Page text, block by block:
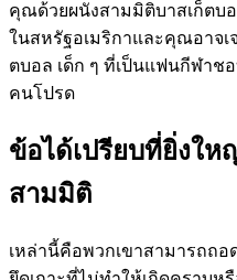
คุณด้วยผนังสามมิติบาสเก็ตบ
ในสหรัฐอเมริกาและคุณอาจ
ตบอล เด็ก ๆ ที่เป็นแฟนกีฬาช
คนโปรด
ข้อได้เปรียบที่ยิ่งใ
สามมิติ
เหล่านี้คือพวกเขาสามารถถอ